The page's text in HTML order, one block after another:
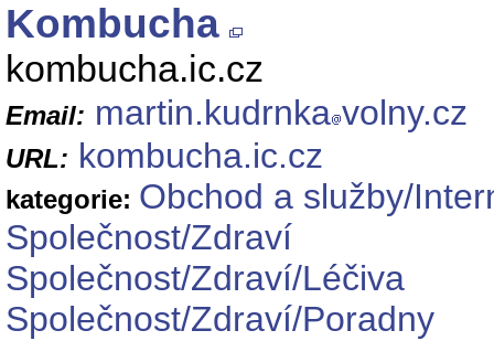
Kombucha
kombucha.ic.cz
Email: martin.kudrnka volny.cz
URL: kombucha.ic.cz
kategorie: Obchod a služby/
Společnost/Zdraví
Společnost/Zdraví/Léčiva
Společnost/Zdraví/Poradny